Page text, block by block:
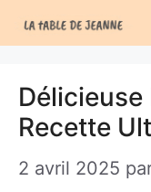
au
Recette
2 avril 2025